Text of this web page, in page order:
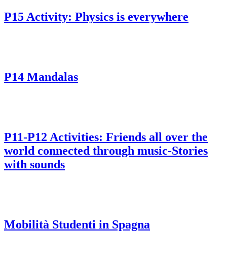
P15 Activity: Physics is everywhere
P14 Mandalas
P11-P12 Activities: Friends all over the
world connected through music-Stories
with sounds
Mobilità Studenti in Spagna